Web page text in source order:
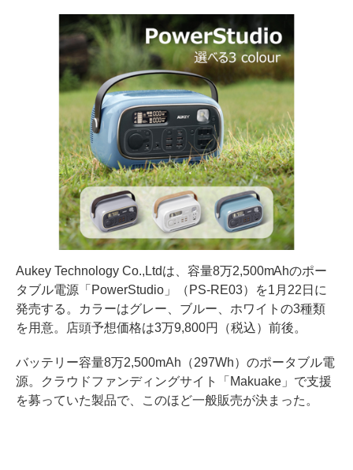
Aukey Technology Co.,Ltdは、容量8万2,500mAhのポー
タブル電源「PowerStudio」（PS-RE03）を1月22日に
発売する。カラーはグレー、ブルー、ホワイトの3種類
を用意。店頭予想価格は3万9,800円（税込）前後。
バッテリー容量8万2,500mAh（297Wh）のポータブル電
源。クラウドファンディングサイト「Makuake」で支援
を募っていた製品で、このほど一般販売が決まった。